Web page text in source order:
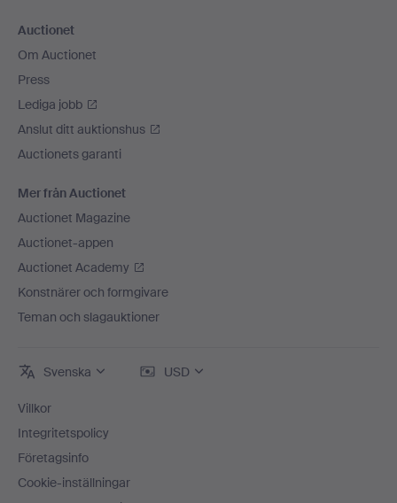
Auctionet
Om Auctionet
Press
Lediga jobb
Anslut ditt auktionshus
Auctionets garanti
Mer från Auctionet
Auctionet Magazine
Auctionet-appen
Auctionet Academy
Konstnärer och formgivare
Teman och slagauktioner
Svenska USD
Villkor
Integritetspolicy
Företagsinfo
Cookie-inställningar